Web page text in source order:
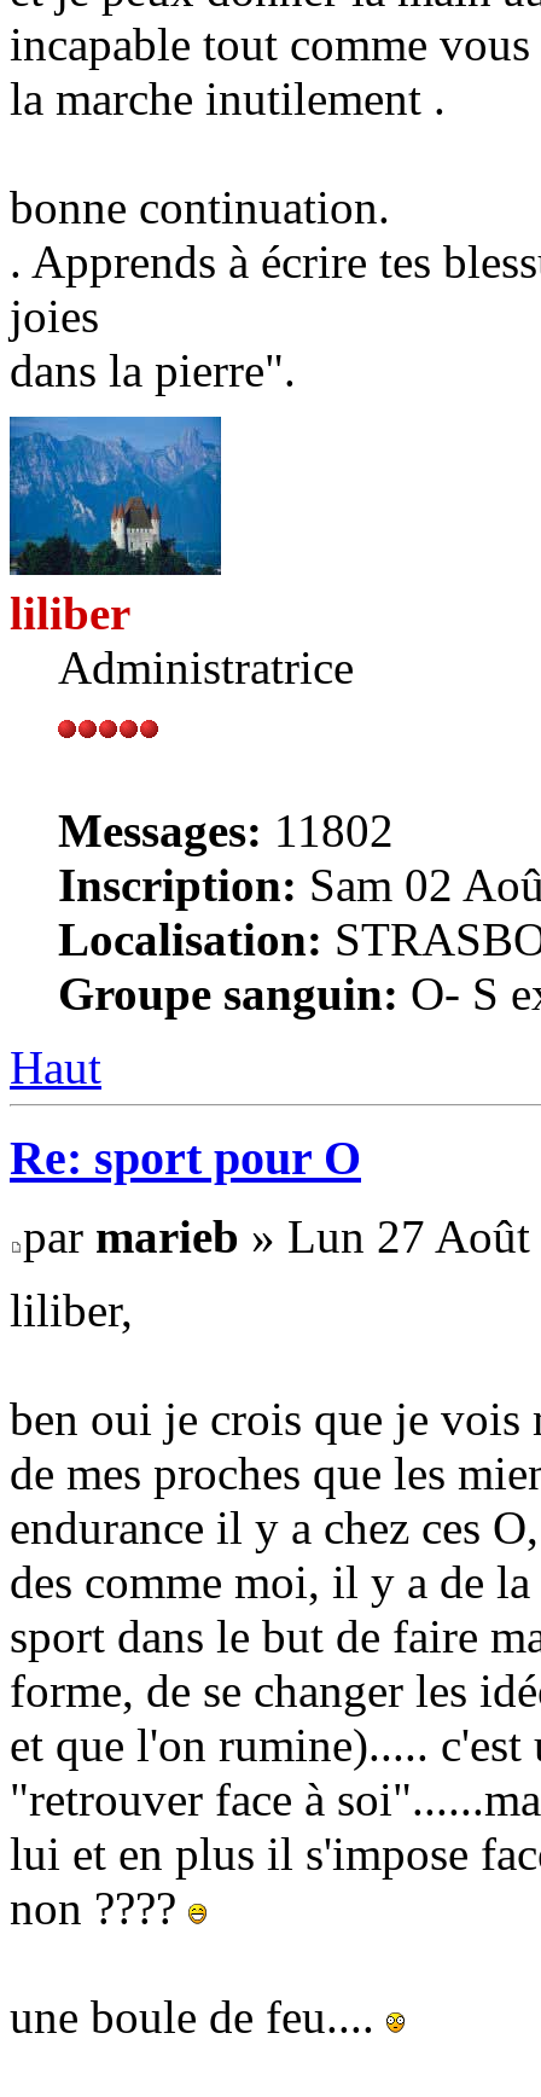
incapable tout comme
la marche inutilement .
bonne continuation.
. Apprends à écrire tes
joies
dans la pierre".
liliber
Administratrice
Messages: 11802
Inscription: Sam 02
Localisation:
Groupe sanguin: O- S
Haut
Re: sport pour O
par marieb » Lun 27
liliber,
ben oui je crois que je vois
de mes proches que les
endurance il y a chez ces
des comme moi, il y a de
sport dans le but de faire
forme, de se changer les
et que l'on rumine)..... c'est
"retrouver face à
lui et en plus il s'impose
non ????
une boule de feu....